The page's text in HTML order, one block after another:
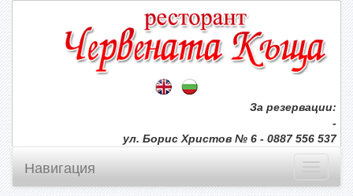
За резервации:
-
ул. Борис Христов № 6 - 0887 556 537
Навигация